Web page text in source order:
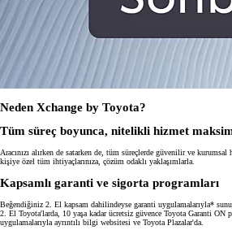
Neden Xchange by Toyota?
Tüm süreç boyunca, nitelikli hizmet
Aracınızı alırken de satarken de, tüm süreçlerde güvenilir ve
kişiye özel tüm ihtiyaçlarınıza, çözüm odaklı yaklaşımlarla.
Kapsamlı garanti ve sigorta programları
Beğendiğiniz 2. El kapsam dahilindeyse garanti uygulamalarıyla*
2. El Toyota'larda, 10 yaşa kadar ücretsiz güvence Toyota Garanti ON
uygulamalarıyla ayrıntılı bilgi websitesi ve Toyota Plazalar'da.